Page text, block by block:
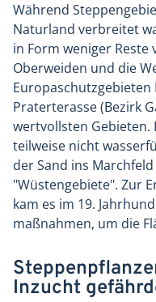
Während
Naturland verbreitet
in Form weniger
Oberweiden und die
Praterterasse (Bezirk
wertvollsten Gebieten.
teilweise nicht
der Sand ins
"Wüstengebiete". Zur
kam es im 19.
maßnahmen, um die
Inzucht